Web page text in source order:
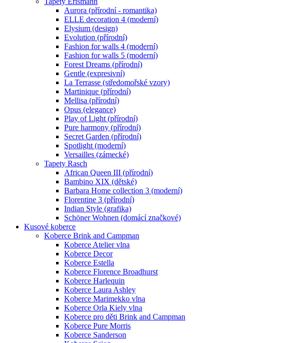
Aurora (přírodní - romantika)
ELLE decoration 4 (moderní)
Elysium (design)
Evolution (přírodní)
Fashion for walls 4 (moderní)
Fashion for walls 5 (moderní)
Forest Dreams (přírodní)
Gentle (expresivní)
La Terrasse (středomořské vzory)
Martinique (přírodní)
Mellisa (přírodní)
Opus (elegance)
Play of Light (přírodní)
Pure harmony (přírodní)
Secret Garden (přírodní)
Spotlight (moderní)
Versailles (zámecké)
Tapety Rasch
African Queen III (přírodní)
Bambino XIX (dětské)
Barbara Home collection 3 (moderní)
Florentine 3 (přírodní)
Indian Style (grafika)
Schöner Wohnen (domácí značkové)
Kusové koberce
Koberce Brink and Campman
Koberce Atelier vlna
Koberce Decor
Koberce Estella
Koberce Florence Broadhurst
Koberce Harlequin
Koberce Laura Ashley
Koberce Marimekko vlna
Koberce Orla Kiely vlna
Koberce pro děti Brink and Campman
Koberce Pure Morris
Koberce Sanderson